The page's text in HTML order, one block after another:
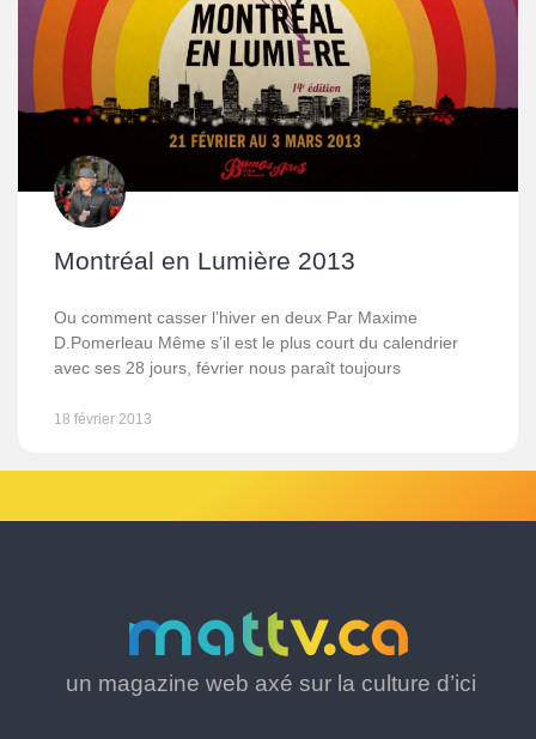
Montréal en Lumière 2013
Ou comment casser l’hiver en deux Par Maxime
D.Pomerleau Même s’il est le plus court du calendrier
avec ses 28 jours, février nous paraît toujours
18 février 2013
un magazine web axé sur la culture d’ici